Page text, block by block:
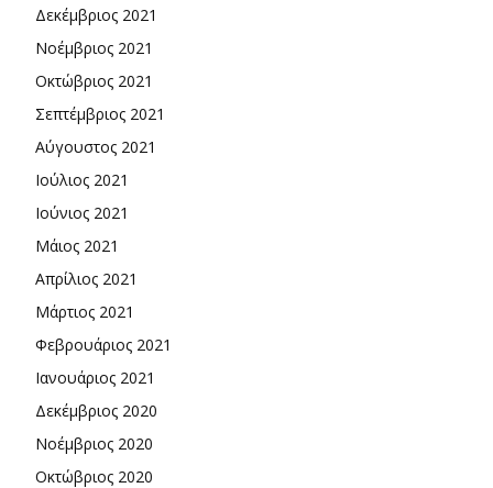
Δεκέμβριος 2021
Νοέμβριος 2021
Οκτώβριος 2021
Σεπτέμβριος 2021
Αύγουστος 2021
Ιούλιος 2021
Ιούνιος 2021
Μάιος 2021
Απρίλιος 2021
Μάρτιος 2021
Φεβρουάριος 2021
Ιανουάριος 2021
Δεκέμβριος 2020
Νοέμβριος 2020
Οκτώβριος 2020